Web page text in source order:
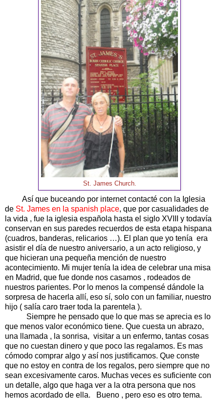
St. James Church.
Así que buceando por internet contacté con la Iglesia
de St. James en la spanish place, que por casualidades de
la vida , fue la iglesia española hasta el siglo XVIII y todavía
conservan en sus paredes recuerdos de esta etapa hispana
(cuadros, banderas, relicarios …). El plan que yo tenía era
asistir el día de nuestro aniversario, a un acto religioso, y
que hicieran una pequeña mención de nuestro
acontecimiento. Mi mujer tenía la idea de celebrar una misa
en Madrid, que fue donde nos casamos , rodeados de
nuestros parientes. Por lo menos la compensé dándole la
sorpresa de hacerla allí, eso sí, solo con un familiar, nuestro
hijo ( salía caro traer toda la parentela ).
Siempre he pensado que lo que mas se aprecia es lo
que menos valor económico tiene. Que cuesta un abrazo,
una llamada , la sonrisa, visitar a un enfermo, tantas cosas
que no cuestan dinero y que poco las regalamos. Es mas
cómodo comprar algo y así nos justificamos. Que conste
que no estoy en contra de los regalos, pero siempre que no
sean excesivamente caros. Muchas veces es suficiente con
un detalle, algo que haga ver a la otra persona que nos
hemos acordado de ella. Bueno , pero eso es otro tema.